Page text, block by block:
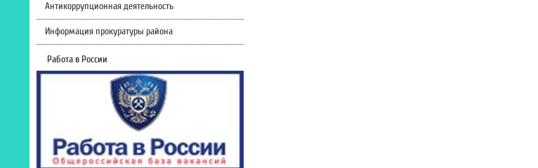
Антикоррупционная деятельность
Информация прокуратуры района
Работа в России